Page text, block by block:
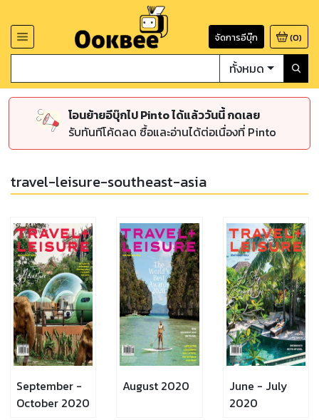
จัดการอีบุ๊ก (0)
ทั้งหมด
โอนย้ายอีบุ๊กไป Pinto ได้แล้ววันนี้ กดเลย
รับทันทีโค้ดลด ซื้อและอ่านได้ต่อเนื่องที่ Pinto
travel-leisure-southeast-asia
September -
October 2020
August 2020
June - July
2020